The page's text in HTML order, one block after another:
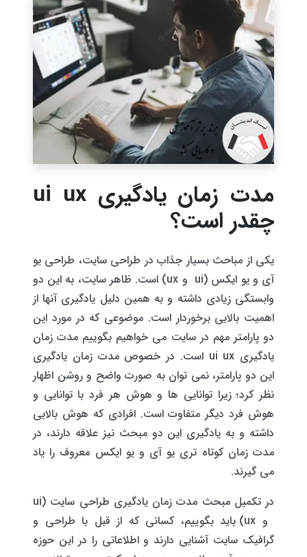
مدت زمان یادگیری ui ux
چقدر است؟
یکی از مباحث بسیار جذاب در طراحی سایت، طراحی یو
آی و یو ایکس (ui و ux) است. ظاهر سایت، به این دو
وابستگی زیادی داشته و به همین دلیل یادگیری آنها از
اهمیت بالایی برخوردار است. موضوعی که در مورد این
دو پارامتر مهم در سایت می خواهیم بگوییم مدت زمان
یادگیری ui ux است. در خصوص مدت زمان یادگیری
این دو پارامتر، نمی توان به صورت واضح و روشن اظهار
نظر کرد؛ زیرا توانایی ها و هوش هر فرد با توانایی و
هوش فرد دیگر متفاوت است. افرادی که هوش بالایی
داشته و به یادگیری این دو مبحث نیز علاقه دارند، در
مدت زمان کوتاه تری یو آی و یو ایکس معروف را یاد
می گیرند.
در تکمیل مبحث مدت زمان یادگیری طراحی سایت (ui
و ux) باید بگوییم، کسانی که از قبل با طراحی و
گرافیک سایت آشنایی دارند و اطلاعاتی را در این حوزه